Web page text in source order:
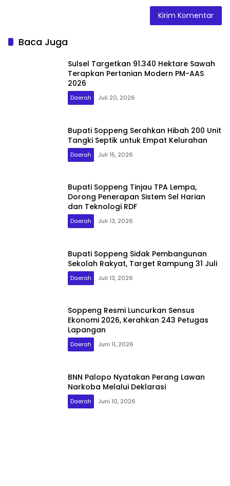
Baca Juga
Sulsel Targetkan 91.340 Hektare Sawah
Terapkan Pertanian Modern PM-AAS
2026
Daerah Juli 20, 2026
Bupati Soppeng Serahkan Hibah 200 Unit
Tangki Septik untuk Empat Kelurahan
Daerah Juli 15, 2026
Bupati Soppeng Tinjau TPA Lempa,
Dorong Penerapan Sistem Sel Harian
dan Teknologi RDF
Daerah Juli 13, 2026
Bupati Soppeng Sidak Pembangunan
Sekolah Rakyat, Target Rampung 31 Juli
Daerah Juli 13, 2026
Soppeng Resmi Luncurkan Sensus
Ekonomi 2026, Kerahkan 243 Petugas
Lapangan
Daerah Juni 11, 2026
BNN Palopo Nyatakan Perang Lawan
Narkoba Melalui Deklarasi
Daerah Juni 10, 2026